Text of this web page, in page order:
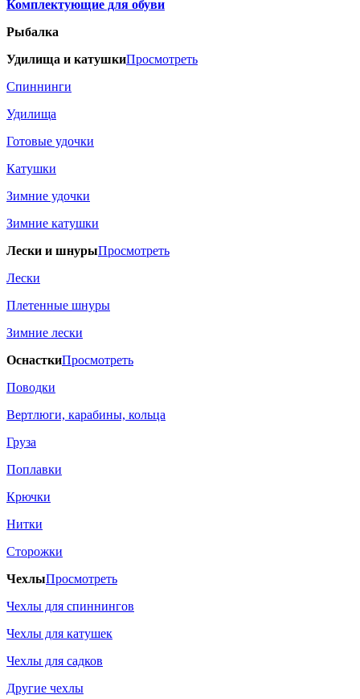
Комплектующие для обуви
Рыбалка
Удилища и катушкиПросмотреть
Спиннинги
Удилища
Готовые удочки
Катушки
Зимние удочки
Зимние катушки
Лески и шнурыПросмотреть
Лески
Плетенные шнуры
Зимние лески
ОснасткиПросмотреть
Поводки
Вертлюги, карабины, кольца
Груза
Поплавки
Крючки
Нитки
Сторожки
ЧехлыПросмотреть
Чехлы для спиннингов
Чехлы для катушек
Чехлы для садков
Другие чехлы